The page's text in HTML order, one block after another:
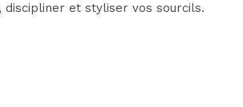
et styliser vos sourcils.